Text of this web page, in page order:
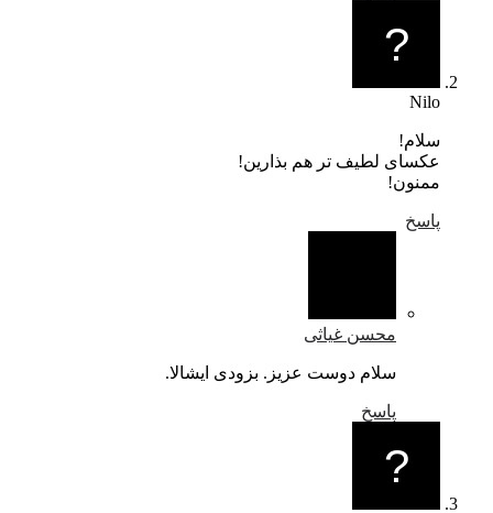
سلام!
عکسای لطیف تر هم بذارین!
ممنون!
پاسخ
محسن غیاثی
سلام دوست عزیز. بزودی ایشالا.
پاسخ